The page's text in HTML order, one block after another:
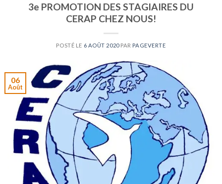
3e PROMOTION DES STAGIAIRES DU
CERAP CHEZ NOUS!
POSTÉ LE 6 AOÛT 2020PAR PAGEVERTE
06
Août